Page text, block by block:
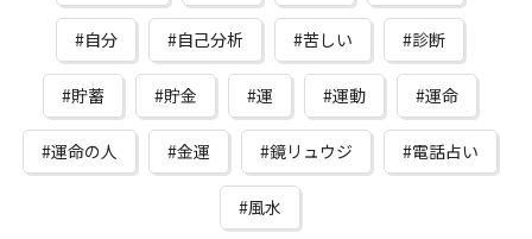
自分 自己分析 苦しい 診断
貯蓄 貯金 運 運動 運命
運命の人 金運 鏡リュウジ 電話占い
風水